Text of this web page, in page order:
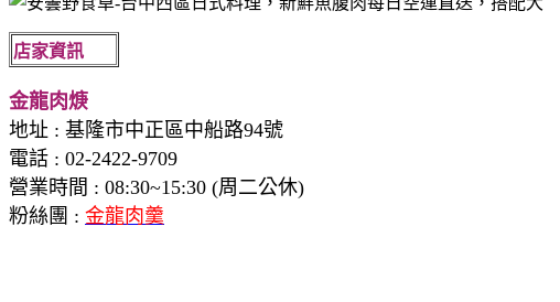
店家資訊
金龍肉焿
地址 : 基隆市中正區中船路94號
電話 : 02-2422-9709
營業時間 : 08:30~15:30 (周二公休)
粉絲團 : 金龍肉羹